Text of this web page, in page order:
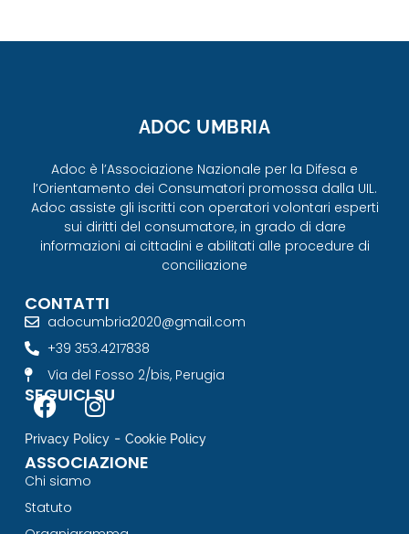
ADOC UMBRIA
Adoc è l’Associazione Nazionale per la Difesa e
l’Orientamento dei Consumatori promossa dalla UIL.
Adoc assiste gli iscritti con operatori volontari esperti
sui diritti del consumatore, in grado di dare
informazioni ai cittadini e abilitati alle procedure di
conciliazione
ASSOCIAZIONE
Chi siamo
Statuto
CONTATTI
adocumbria2020@gmail.com
+39 353.4217838
Via del Fosso 2/bis, Perugia
SEGUICI SU
Privacy Policy- Cookie Policy